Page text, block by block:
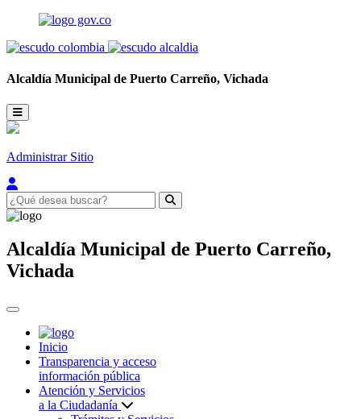
Alcaldía Municipal de Puerto Carreño, Vichada
Administrar Sitio
Alcaldía Municipal de Puerto Carreño,
Vichada
Inicio
Transparencia y acceso
información pública
Atención y Servicios
a la Ciudadanía